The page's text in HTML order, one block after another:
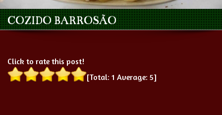
COZIDO BARROSÃO
Click to rate this post!
[Total: 1 Average: 5]